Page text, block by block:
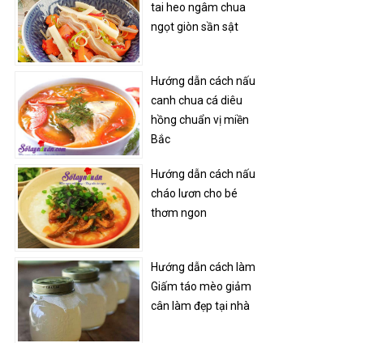
tai heo ngâm chua
ngọt giòn sần sật
Hướng dẫn cách nấu
canh chua cá diêu
hồng chuẩn vị miền
Bắc
Hướng dẫn cách nấu
cháo lươn cho bé
thơm ngon
Hướng dẫn cách làm
Giấm táo mèo giảm
cân làm đẹp tại nhà